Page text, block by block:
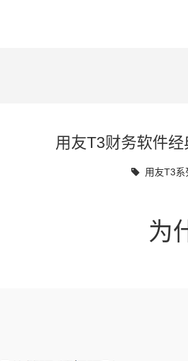
用友T3财务软件
用友T3系
为